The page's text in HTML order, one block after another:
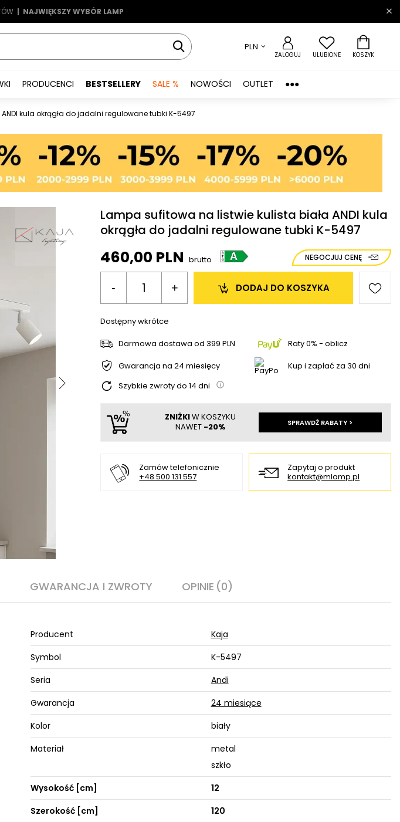
| NAJWIĘKSZY WYBÓR LAMP
|
PLN
ZALOGUJ ULUBIONE KOSZYK
PRODUCENCI BESTSELLERY SALE % NOWOŚCI OUTLET ●●●
kula okrągła do jadalni regulowane tubki K-5497
Lampa sufitowa na listwie kulista biała ANDI kula
okrągła do jadalni regulowane tubki K-5497
460,00 PLN brutto NEGOCJUJ CENĘ
- + DO KOSZYKA
Dostępny wkrótce
Darmowa dostawa od399 PLN
Raty 0% - oblicz
Gwarancja na 24 miesięcy
Kup i zapłać za 30 dni
Szybkie zwroty do 14 dni
ZNIŻKIW KOSZYKU
NAWET -20% SPRAWDŹ RABATY >
Zamów telefonicznie
+48 500 131 557
Zapytaj o produkt
kontakt@mlamp.pl
GWARANCJA I ZWROTY OPINIE (0)
Producent
Kaja
Symbol
K-5497
Seria
Andi
Gwarancja
24 miesiące
Kolor
biały
Materiał
metal
szkło
Wysokość [cm]
12
Szerokość [cm]
120